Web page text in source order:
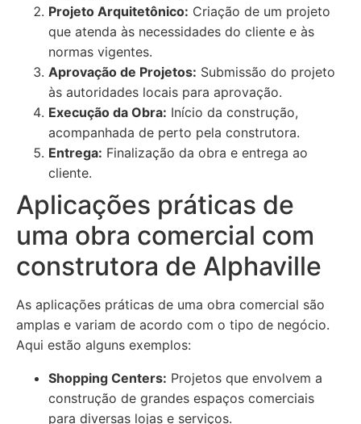
Projeto Arquitetônico: Criação de um projeto
que atenda às necessidades do cliente e às
normas vigentes.
Aprovação de Projetos: Submissão do projeto
às autoridades locais para aprovação.
Execução da Obra: Início da construção,
acompanhada de perto pela construtora.
Entrega: Finalização da obra e entrega ao
cliente.
Aplicações práticas de
uma obra comercial com
construtora de Alphaville
As aplicações práticas de uma obra comercial são
amplas e variam de acordo com o tipo de negócio.
Aqui estão alguns exemplos:
Shopping Centers: Projetos que envolvem a
construção de grandes espaços comerciais
para diversas lojas e serviços.